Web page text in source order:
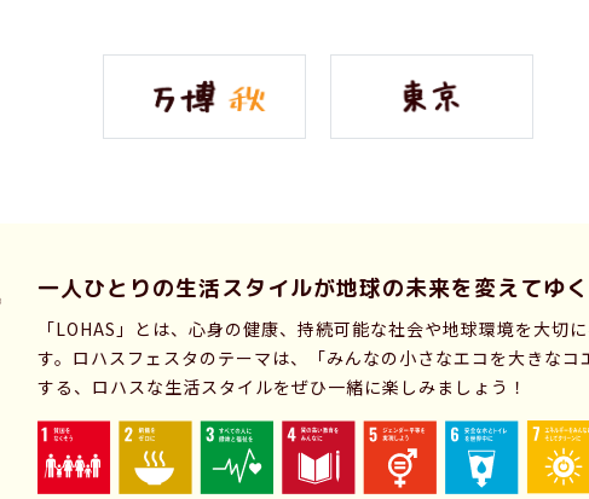
一人ひとりの生活スタイルが地球の未来を変えてゆく
「LOHAS」とは、心身の健康、持続可能な社会や地球環境を大切
す。ロハスフェスタのテーマは、「みんなの小さなエコを大きな
する、ロハスな生活スタイルをぜひ一緒に楽しみましょう！